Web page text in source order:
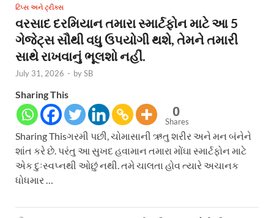
ટિપ્સ અને ટ્રીક્સ
વરસાદ દરમિયાન તમારા સ્માર્ટફોન માટે આ 5
ગેજેટ્સ સૌથી વધુ ઉપયોગી થશે, તેમને તમારી
સાથે રાખવાનું ભૂલશો નહીં.
July 31, 2026 - bySB
Sharing This
0
Shares
Sharing Thisગરમી પછી, ચોમાસાની ઋતુ શરીર અને મન બંનેને
શાંત કરે છે. પરંતુ આ સુખદ હવામાન તમારા મોંઘા સ્માર્ટફોન માટે
એક દુઃસ્વપ્નથી ઓછું નથી. તમે ચાલતા હોવ ત્યારે અચાનક
ધોધમાર …